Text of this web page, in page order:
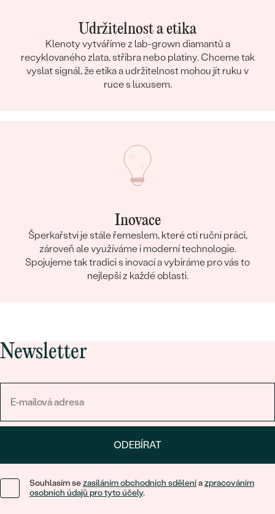
Udržitelnost a etika
Klenoty vytváříme z lab-grown diamantů a
recyklovaného zlata, stříbra nebo platiny. Chceme tak
vyslat signál, že etika a udržitelnost mohou jít ruku v
ruce s luxusem.
Inovace
Šperkařství je stále řemeslem, které ctí ruční práci,
zároveň ale využíváme i moderní technologie.
Spojujeme tak tradici s inovací a vybíráme pro vás to
nejlepší z každé oblasti.
Newsletter
ODEBÍRAT
Souhlasím sezasíláním obchodních sděleníazpracováním
osobních údajů pro tyto účely.